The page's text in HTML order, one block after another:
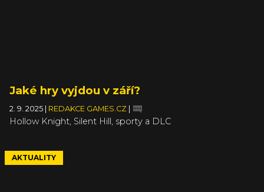
Jaké hry vyjdou v září?
2. 9. 2025 | REDAKCE GAMES.CZ |
Hollow Knight, Silent Hill, sporty a DLC
AKTUALITY